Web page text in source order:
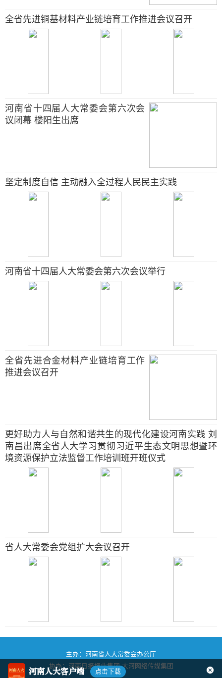
全省先进铜基材料产业链培育工作推进会议召开
河南省十四届人大常委会第六次会
议闭幕 楼阳生出席
坚定制度自信 主动融入全过程人民民主实践
河南省十四届人大常委会第六次会议举行
全省先进合金材料产业链培育工作
推进会议召开
更好助力人与自然和谐共生的现代化建设河南实践 刘
南昌出席全省人大学习贯彻习近平生态文明思想暨环
境资源保护立法监督工作培训班开班仪式
省人大常委会党组扩大会议召开
主办：河南省人大常委会办公厅
协办：河南日报报业集团大河网络传媒集团
河南人大客户端 点击下载